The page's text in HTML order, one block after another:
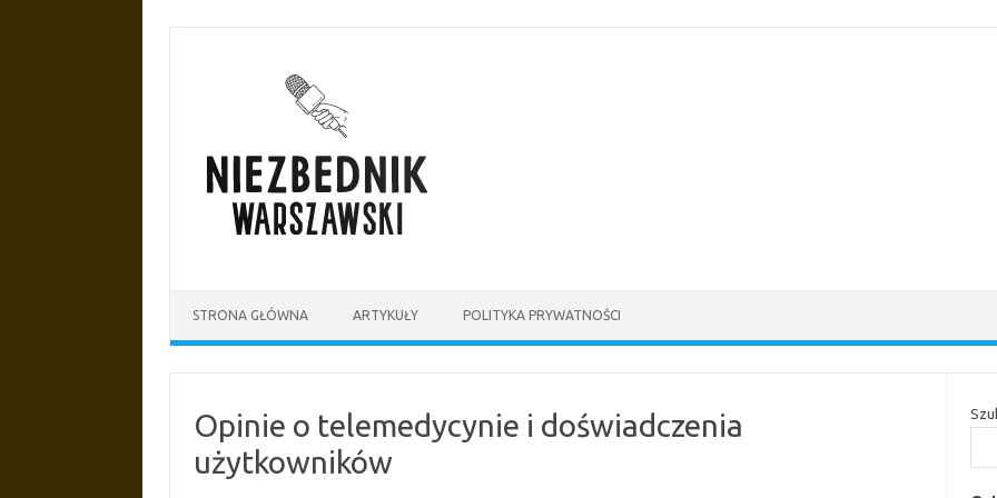
STRONA GŁÓWNA ARTYKUŁY POLITYKA PRYWATNOŚCI
Opinie o telemedycynie i doświadczenia
użytkowników